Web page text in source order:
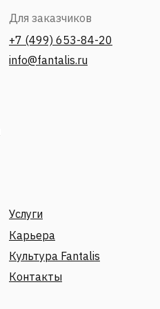
Для заказчиков
info@fantalis.ru
Карьера
Культура Fantalis
Контакты
Услуги
+7 (499) 653-84-20